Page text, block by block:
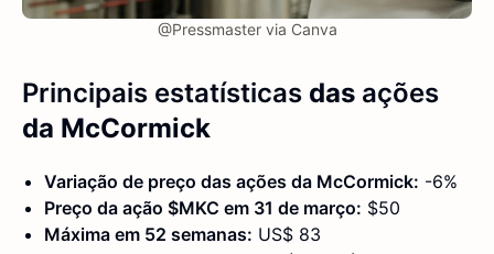
@Pressmaster via Canva
Principais estatísticas das ações
da McCormick
Variação de preço das ações da McCormick: -6%
Preço da ação $MKC em 31 de março: $50
Máxima em 52 semanas: US$ 83